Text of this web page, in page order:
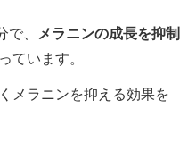
で、 メラニンの成長を抑制
ています。
メラニンを抑える効果を